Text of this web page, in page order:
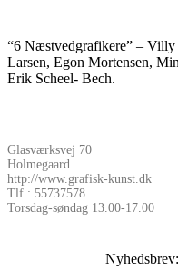
“6 Næstvedgrafikere” – Villy
Larsen, Egon Mortensen,
Erik Scheel- Bech.
Glasværksvej 70
Holmegaard
http://www.grafisk-kunst.dk
Tlf.: 55737578
Torsdag-søndag 13.00-17.00
Nyhedsbrev: